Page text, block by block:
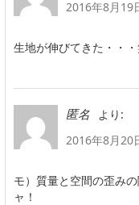
2016年8月19
生地が伸びてきた・・
匿名
より:
2016年8月20
モ）質量と空間の歪み
ャ！